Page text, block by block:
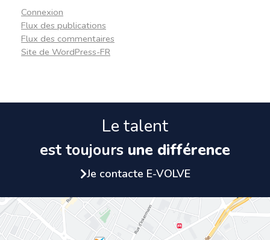
Connexion
Flux des publications
Flux des commentaires
Site de WordPress-FR
Le talent
est toujours une différence
Je contacte E-VOLVE